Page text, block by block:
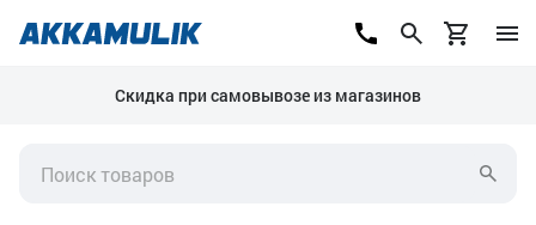
Скидка при самовывозе из магазинов